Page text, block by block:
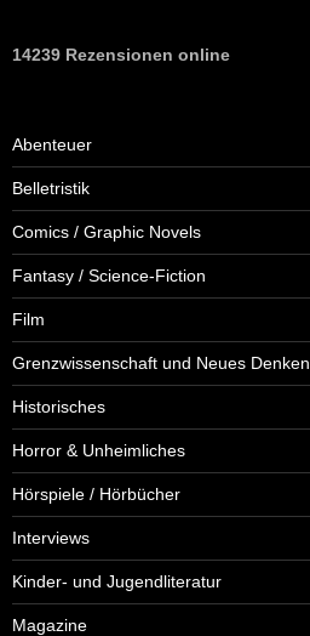
14239 Rezensionen online
Abenteuer
Belletristik
Comics / Graphic Novels
Fantasy / Science-Fiction
Film
Grenzwissenschaft und Neues Denken
Historisches
Horror & Unheimliches
Hörspiele / Hörbücher
Interviews
Kinder- und Jugendliteratur
Magazine